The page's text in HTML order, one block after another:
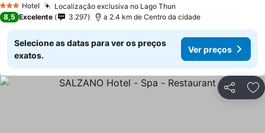
3 EstrelasHotel Localização exclusiva no Lago Thun
8,5 Excelente 3.297 a 2.4 km de Centro da cidade
Selecione as datas para ver os preços
exatos.
Ver preços
Partilhar